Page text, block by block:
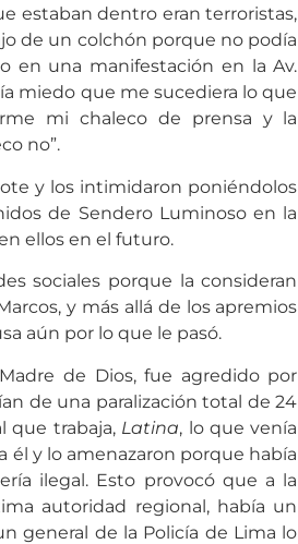
estaban dentro eran terroristas,
de un colchón porque no podía
en una manifestación en la Av.
miedo que me sucediera lo que
mi chaleco de prensa y la
no”.
y los intimidaron poniéndolos
de Sendero Luminoso en la
ellos en el futuro.
sociales porque la consideran
y más allá de los apremios
aún por lo que le pasó.
de Dios, fue agredido por
de una paralización total de 24
que trabaja, Latina, lo que venía
él y lo amenazaron porque había
ilegal. Esto provocó que a la
autoridad regional, había un
general de la Policía de Lima lo